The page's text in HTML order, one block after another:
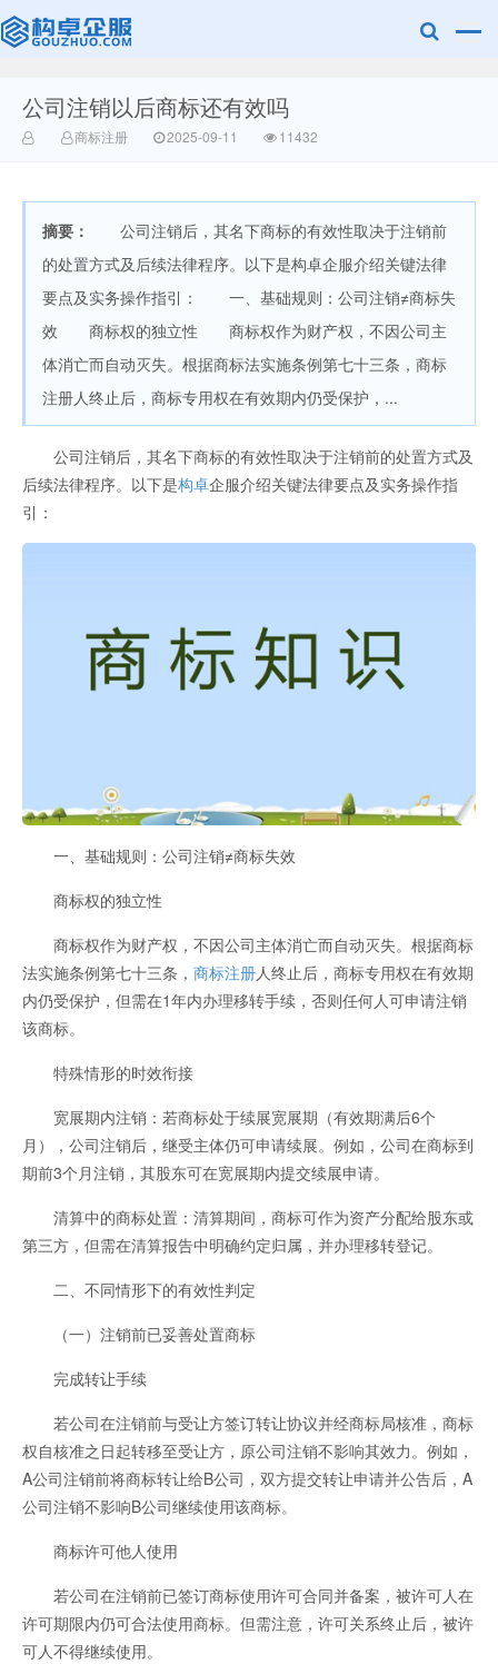
赣州乐融知识
产权有限公司
公司注销以后商标还有效吗
商标注册 2025-09-11 11432
摘要：
公司注销后，其名下商标的有效性取决于注销前
的处置方式及后续法律程序。以下是构卓企服介绍关键法律
要点及实务操作指引： 一、基础规则：公司注销≠商标失
效 商标权的独立性 商标权作为财产权，不因公司主
体消亡而自动灭失。根据商标法实施条例第七十三条，商标
注册人终止后，商标专用权在有效期内仍受保护，...
公司注销后，其名下商标的有效性取决于注销前的处置方式及
后续法律程序。以下是构卓企服介绍关键法律要点及实务操作指
引：
一、基础规则：公司注销≠商标失效
商标权的独立性
商标权作为财产权，不因公司主体消亡而自动灭失。根据商标
法实施条例第七十三条， 商标注册人终止后，商标专用权在有效期
内仍受保护，但需在1年内办理移转手续，否则任何人可申请注销
该商标。
特殊情形的时效衔接
宽展期内注销：若商标处于续展宽展期（有效期满后6个
月），公司注销后，继受主体仍可申请续展。例如，公司在商标到
期前3个月注销，其股东可在宽展期内提交续展申请。
清算中的商标处置：清算期间，商标可作为资产分配给股东或
第三方，但需在清算报告中明确约定归属，并办理移转登记。
二、不同情形下的有效性判定
（一）注销前已妥善处置商标
完成转让手续
若公司在注销前与受让方签订转让协议并经商标局核准，商标
权自核准之日起转移至受让方，原公司注销不影响其效力。例如，
A公司注销前将商标转让给B公司，双方提交转让申请并公告后，A
公司注销不影响B公司继续使用该商标。
商标许可他人使用
若公司在注销前已签订商标使用许可合同并备案，被许可人在
许可期限内仍可合法使用商标。但需注意，许可关系终止后，被许
可人不得继续使用。